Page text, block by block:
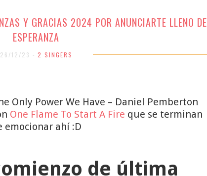
Y GRACIAS 2024 POR ANUNCIARTE LLENO DE
ESPERANZA
26/12/23 - 2 SINGERS
Only Power We Have – Daniel Pemberton
One Flame To Start A Fire que se terminan
emocionar ahí :D
de última